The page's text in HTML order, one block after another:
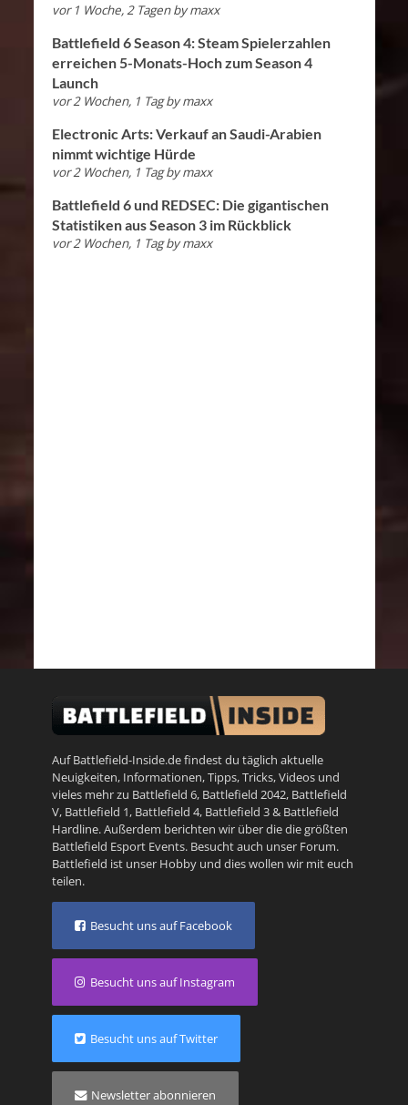
vor 1 Woche, 2 Tagen bymaxx
Battlefield 6 Season 4: Steam Spielerzahlen
erreichen 5-Monats-Hoch zum Season 4
Launch
vor 2 Wochen, 1 Tag bymaxx
Electronic Arts: Verkauf an Saudi-Arabien
nimmt wichtige Hürde
vor 2 Wochen, 1 Tag bymaxx
Battlefield 6 und REDSEC: Die gigantischen
Statistiken aus Season 3 im Rückblick
vor 2 Wochen, 1 Tag bymaxx
Auf Battlefield-Inside.de findest du täglich aktuelle
Neuigkeiten, Informationen, Tipps, Tricks, Videos und
vieles mehr zu Battlefield 6, Battlefield 2042, Battlefield
V, Battlefield 1, Battlefield 4, Battlefield 3& Battlefield
Hardline. Außerdem berichten wir über die die größten
Battlefield Esport Events. Besucht auch unser Forum.
Battlefield ist unser Hobby und dies wollen wir mit euch
teilen.
Besucht uns auf Facebook
Besucht uns auf Instagram
Besucht uns auf Twitter
Newsletter abonnieren